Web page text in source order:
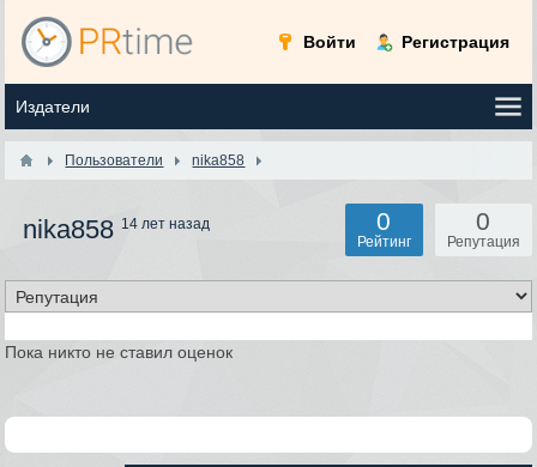
Войти Регистрация
Пользователи nika858
nika858 14 лет назад 0
Репутация
0
Рейтинг
Пока никто не ставил оценок